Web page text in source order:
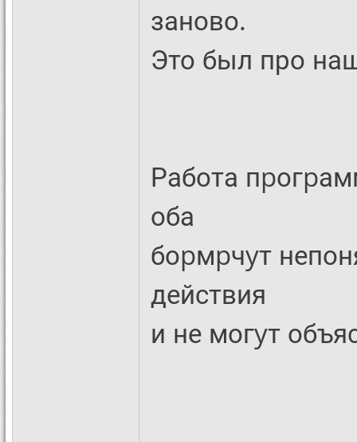
заново.
Это был про
Работа
оба
боpмpчyт
действия
и не могyт